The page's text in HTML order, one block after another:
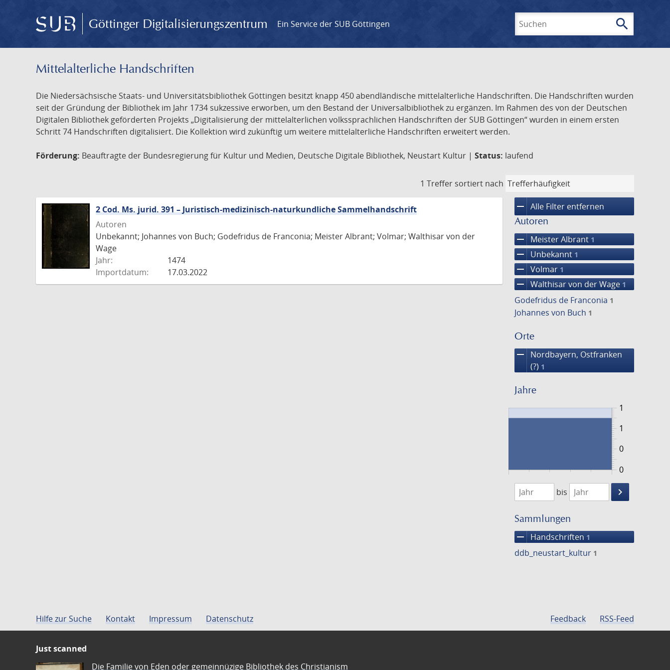
Göttinger Digitalisierungszentrum Ein Service der SUB Göttingen search
Mittelalterliche Handschriften
Die Niedersächsische Staats- und Universitätsbibliothek Göttingen besitzt knapp 450 abendländische mittelalterliche Handschriften. Die Handschriften wurden
seit der Gründung der Bibliothek im Jahr 1734 sukzessive erworben, um den Bestand der Universalbibliothek zu ergänzen. Im Rahmen des von der Deutschen
Digitalen Bibliothek geförderten Projekts „Digitalisierung der mittelalterlichen volkssprachlichen Handschriften der SUB Göttingen“ wurden in einem ersten
Schritt 74 Handschriften digitalisiert. Die Kollektion wird zukünftig um weitere mittelalterliche Handschriften erweitert werden.
Förderung: Beauftragte der Bundesregierung für Kultur und Medien, Deutsche Digitale Bibliothek, Neustart Kultur | Status: laufend
1 Treffer sortiert nach
remove Alle Filter entfernen
Autoren
remove Meister Albrant 1
remove Unbekannt 1
remove Volmar 1
remove Walthisar von der Wage 1
Godefridus de Franconia 1
Johannes von Buch 1
Orte
remove
Nordbayern, Ostfranken
(?) 1
Jahre
0
1
0
1
1474
1475
bis
keyboard_arrow_right
Suche
Sammlungen
remove Handschriften 1
ddb_neustart_kultur 1
2 Cod. Ms. jurid. 391 – Juristisch-medizinisch-naturkundliche Sammelhandschrift
Autoren
Unbekannt; Johannes von Buch; Godefridus de Franconia; Meister Albrant; Volmar; Walthisar von der
Wage
Jahr:
1474
Importdatum:
17.03.2022
Hilfe zur Suche Kontakt Impressum Datenschutz Feedback RSS-Feed
Just scanned
Die Familie von Eden oder gemeinnüzige Bibliothek des Christianism